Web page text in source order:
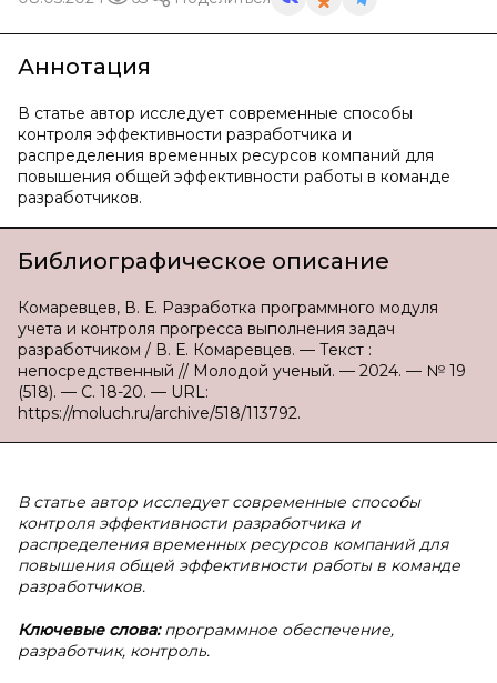
Аннотация
В статье автор исследует современные способы
контроля эффективности разработчика и
распределения временных ресурсов компаний для
повышения общей эффективности работы в команде
разработчиков.
Библиографическое описание
Комаревцев, В. Е. Разработка программного модуля
учета и контроля прогресса выполнения задач
разработчиком / В. Е. Комаревцев. — Текст :
непосредственный // Молодой ученый. — 2024. — № 19
(518). — С. 18-20. — URL:
https://moluch.ru/archive/518/113792.
В статье автор исследует современные способы
контроля эффективности разработчика и
распределения временных ресурсов компаний для
повышения общей эффективности работы в команде
разработчиков.
Ключевые слова:программное обеспечение,
разработчик, контроль.